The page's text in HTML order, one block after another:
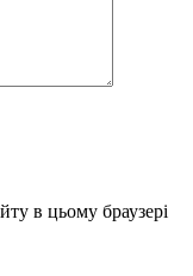
в цьому браузері